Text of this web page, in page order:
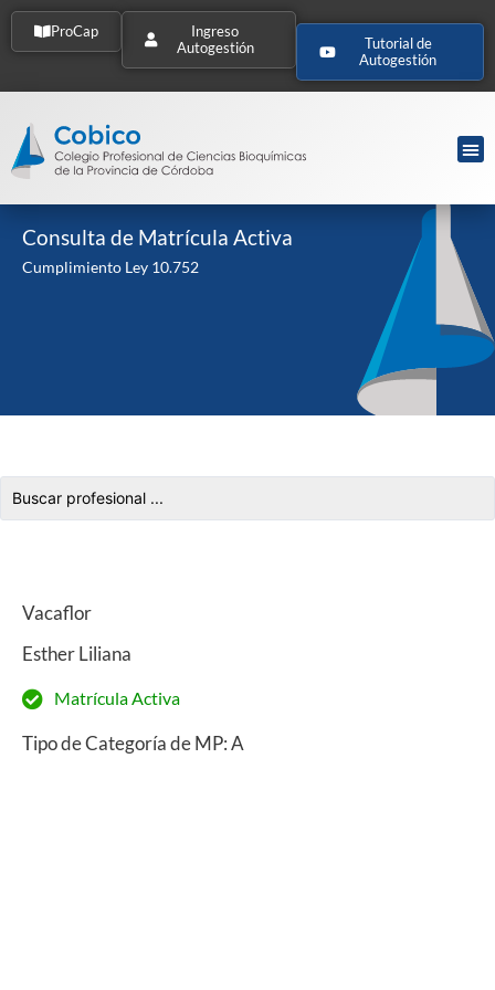
ProCap
Ingreso
Autogestión
Tutorial de
Autogestión
Consulta de Matrícula Activa
Cumplimiento Ley 10.752
Vacaflor
Esther Liliana
Matrícula Activa
Tipo de Categoría de MP: A